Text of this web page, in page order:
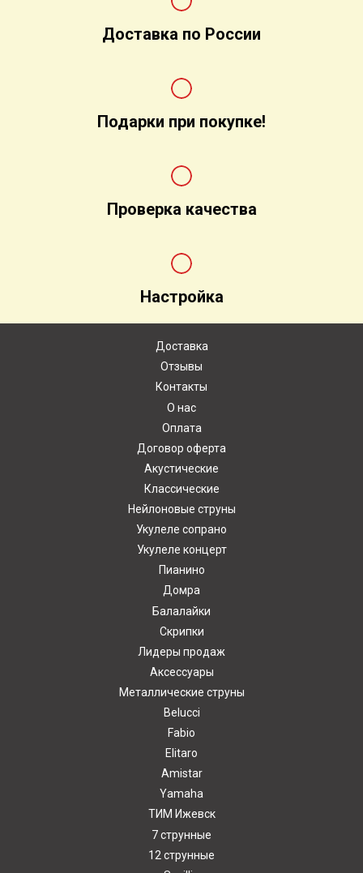
Доставка по России
Подарки при покупке!
Проверка качества
Настройка
Доставка
Отзывы
Контакты
О нас
Оплата
Договор оферта
Акустические
Классические
Нейлоновые струны
Укулеле сопрано
Укулеле концерт
Пианино
Домра
Балалайки
Скрипки
Лидеры продаж
Аксессуары
Металлические струны
Belucci
Fabio
Elitaro
Amistar
Yamaha
ТИМ Ижевск
7 струнные
12 струнные